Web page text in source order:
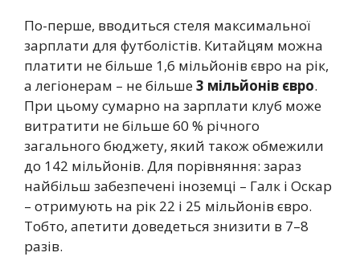
По-перше, вводиться стеля максимальної
зарплати для футболістів. Китайцям можна
платити не більше 1,6 мільйонів євро на рік,
а легіонерам – не більше3 мільйонів євро.
При цьому сумарно на зарплати клуб може
витратити не більше 60 % річного
загального бюджету, який також обмежили
до 142 мільйонів. Для порівняння: зараз
найбільш забезпечені іноземці – Галк і Оскар
– отримують на рік 22 і 25 мільйонів євро.
Тобто, апетити доведеться знизити в 7–8
разів.